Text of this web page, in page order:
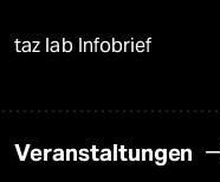
taz lab Infobrief
Veranstaltungen